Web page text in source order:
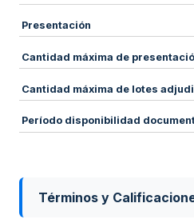
Presentación
Cantidad máxima de
Cantidad máxima de lotes
Período disponibilidad
Términos y